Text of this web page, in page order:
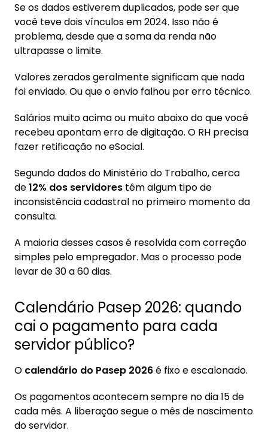
Se os dados estiverem duplicados, pode ser que
você teve dois vínculos em 2024. Isso não é
problema, desde que a soma da renda não
ultrapasse o limite.
Valores zerados geralmente significam que nada
foi enviado. Ou que o envio falhou por erro técnico.
Salários muito acima ou muito abaixo do que você
recebeu apontam erro de digitação. O RH precisa
fazer retificação no eSocial.
Segundo dados do Ministério do Trabalho, cerca
de12% dos servidores têm algum tipo de
inconsistência cadastral no primeiro momento da
consulta.
A maioria desses casos é resolvida com correção
simples pelo empregador. Mas o processo pode
levar de 30 a 60 dias.
Calendário Pasep 2026: quando
cai o pagamento para cada
servidor público?
O calendário do Pasep 2026é fixo e escalonado.
Os pagamentos acontecem sempre no dia 15 de
cada mês. A liberação segue o mês de nascimento
do servidor.